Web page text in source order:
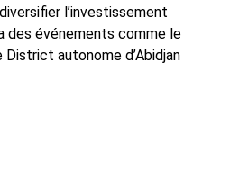
l’investissement
des événements comme le
District autonome d’Abidjan